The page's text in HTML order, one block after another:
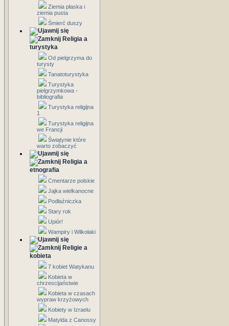
Ziemia płaska i
ziemia pusta
Śmierć duszy
Religia a
turystyka
Od pielgrzyma do
turysty
Tanatoturystyka
Turystyka
pielgrzymkowa -
bibliografia
Turystyka religijna
1
Turystyka religijna
we Francji
Świątynie które
warto zobaczyć
Religia a
etnografia
Cmentarze polskie
Jajka wielkanocne
Podłaźniczka
Stary rok
Upiór!
Wampiry i Wilkołaki
Religie a
kobieta
7 kobiet Watykanu
Kobieta w
chrzescijaństwie
Kobieta w czasach
wypraw krzyżowych
Kobiety w Izraelu
Matylda z Canossy